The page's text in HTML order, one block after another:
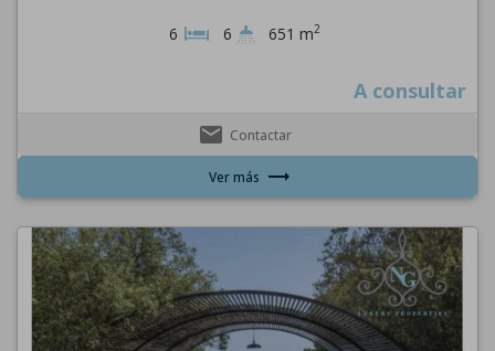
6 6 651 m2
A consultar
email Contactar
Ver más trending_flat
Previous Next